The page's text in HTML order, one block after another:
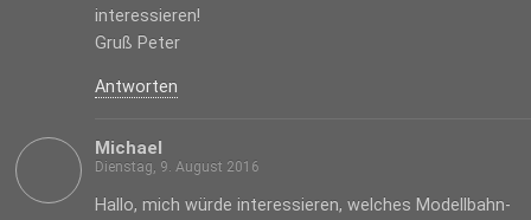
interessieren!
Gruß Peter
Antworten
Michael
Dienstag, 9. August 2016
Hallo, mich würde interessieren, welches Modellbahn-